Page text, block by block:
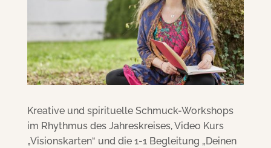
Kreative und spirituelle Schmuck-Workshops
im Rhythmus des Jahreskreises, Video Kurs
„Visionskarten“ und die 1-1 Begleitung „Deinen